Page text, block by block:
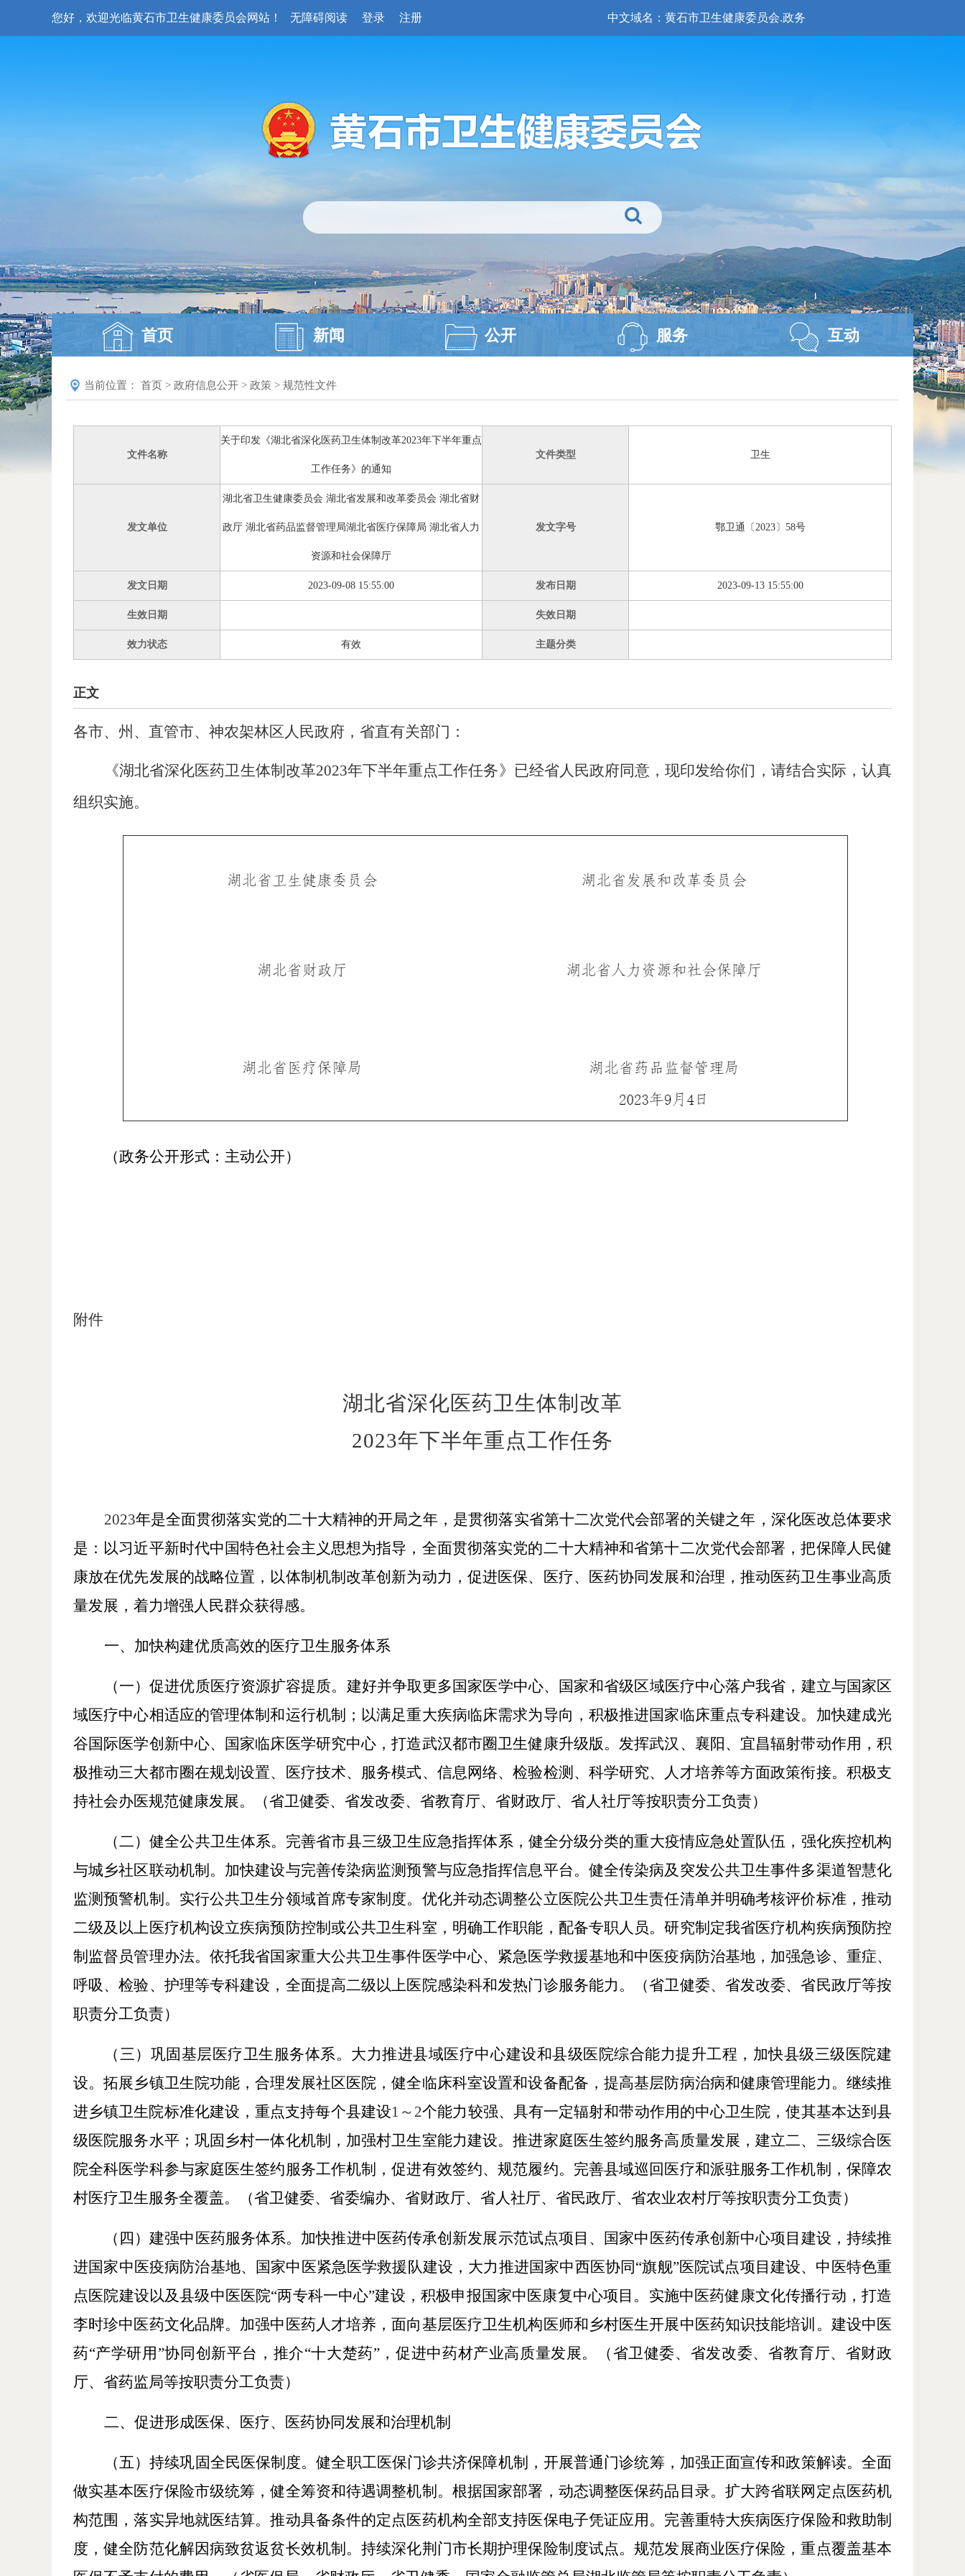
中文域名：黄石市卫生健康委员会.政务
您好，欢迎光临黄石市卫生健康委员会网站！ 无障碍阅读 登录 注册
首页 新闻 公开 服务 互动
当前位置： 首页 > 政府信息公开 > 政策 > 规范性文件
文件名称
关于印发《湖北省深化医药卫生体制改革2023年下半年重点
工作任务》的通知
文件类型 卫生
发文单位
湖北省卫生健康委员会 湖北省发展和改革委员会 湖北省财
政厅 湖北省药品监督管理局湖北省医疗保障局 湖北省人力
资源和社会保障厅
发文字号 鄂卫通〔2023〕58号
发文日期 2023-09-08 15:55:00 发布日期 2023-09-13 15:55:00
生效日期 失效日期
效力状态 有效 主题分类
正文
各市、州、直管市、神农架林区人民政府，省直有关部门：
《湖北省深化医药卫生体制改革2023年下半年重点工作任务》已经省人民政府同意，现印发给你们，请结合实际，认真
组织实施。
（政务公开形式：主动公开）
附件
湖北省深化医药卫生体制改革
2023年下半年重点工作任务
2023年是全面贯彻落实党的二十大精神的开局之年，是贯彻落实省第十二次党代会部署的关键之年，深化医改总体要求
是：以习近平新时代中国特色社会主义思想为指导，全面贯彻落实党的二十大精神和省第十二次党代会部署，把保障人民健
康放在优先发展的战略位置，以体制机制改革创新为动力，促进医保、医疗、医药协同发展和治理，推动医药卫生事业高质
量发展，着力增强人民群众获得感。
一、加快构建优质高效的医疗卫生服务体系
（一）促进优质医疗资源扩容提质。 建好并争取更多国家医学中心、国家和省级区域医疗中心落户我省，建立与国家区
域医疗中心相适应的管理体制和运行机制；以满足重大疾病临床需求为导向，积极推进国家临床重点专科建设。加快建成光
谷国际医学创新中心、国家临床医学研究中心，打造武汉都市圈卫生健康升级版。发挥武汉、襄阳、宜昌辐射带动作用，积
极推动三大都市圈在规划设置、医疗技术、服务模式、信息网络、检验检测、科学研究、人才培养等方面政策衔接。积极支
持社会办医规范健康发展。
（省卫健委、省发改委、省教育厅、省财政厅、省人社厅等按职责分工负责）
（二）健全公共卫生体系。 完善省市县三级卫生应急指挥体系，健全分级分类的重大疫情应急处置队伍，强化疾控机构
与城乡社区联动机制。加快建设与完善传染病监测预警与应急指挥信息平台。健全传染病及突发公共卫生事件多渠道智慧化
监测预警机制。实行公共卫生分领域首席专家制度。优化并动态调整公立医院公共卫生责任清单并明确考核评价标准，推动
二级及以上医疗机构设立疾病预防控制或公共卫生科室，明确工作职能，配备专职人员。研究制定我省医疗机构疾病预防控
制监督员管理办法。依托我省国家重大公共卫生事件医学中心、紧急医学救援基地和中医疫病防治基地，加强急诊、重症、
呼吸、检验、护理等专科建设，全面提高二级以上医院感染科和发热门诊服务能力。
（省卫健委、省发改委、省民政厅等按
职责分工负责）
（三）巩固基层医疗卫生服务体系。 大力推进县域医疗中心建设和县级医院综合能力提升工程，加快县级三级医院建
设。拓展乡镇卫生院功能，合理发展社区医院，健全临床科室设置和设备配备，提高基层防病治病和健康管理能力。继续推
进乡镇卫生院标准化建设，重点支持每个县建设1 ～2个能力较强、具有一定辐射和带动作用的中心卫生院，使其基本达到县
级医院服务水平；巩固乡村一体化机制，加强村卫生室能力建设。推进家庭医生签约服务高质量发展，建立二、三级综合医
院全科医学科参与家庭医生签约服务工作机制，促进有效签约、规范履约。完善县域巡回医疗和派驻服务工作机制，保障农
村医疗卫生服务全覆盖。
（省卫健委、省委编办、省财政厅、省人社厅、省民政厅、省农业农村厅等按职责分工负责）
（四）建强中医药服务体系。 加快推进中医药传承创新发展示范试点项目、国家中医药传承创新中心项目建设，持续推
进国家中医疫病防治基地、国家中医紧急医学救援队建设，大力推进国家中西医协同“旗舰”医院试点项目建设、中医特色重
点医院建设以及县级中医医院“两专科一中心”建设，积极申报国家中医康复中心项目。实施中医药健康文化传播行动，打造
李时珍中医药文化品牌。加强中医药人才培养，面向基层医疗卫生机构医师和乡村医生开展中医药知识技能培训。建设中医
药“产学研用”协同创新平台，推介“十大楚药”，促进中药材产业高质量发展。
（省卫健委、省发改委、省教育厅、省财政
厅、省药监局等按职责分工负责）
二、促进形成医保、医疗、医药协同发展和治理机制
（五）持续巩固全民医保制度。健全职工医保门诊共济保障机制，开展普通门诊统筹，加强正面宣传和政策解读。全面
做实基本医疗保险市级统筹，健全筹资和待遇调整机制。根据国家部署，动态调整医保药品目录。扩大跨省联网定点医药机
构范围，落实异地就医结算。推动具备条件的定点医药机构全部支持医保电子凭证应用。完善重特大疾病医疗保险和救助制
度，健全防范化解因病致贫返贫长效机制。持续深化荆门市长期护理保险制度试点。规范发展商业医疗保险，重点覆盖基本